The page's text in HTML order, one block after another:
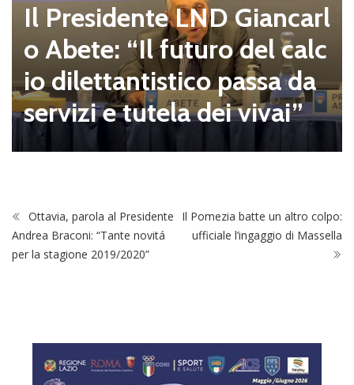
Il Presidente LND Giancarl
o Abete: “Il futuro del calc
io dilettantistico passa da
servizi e tutela dei vivai”
Ottavia, parola al Presidente
Andrea Braconi: “Tante novitá
per la stagione 2019/2020”
Il Pomezia batte un altro colpo:
ufficiale l’ingaggio di Massella